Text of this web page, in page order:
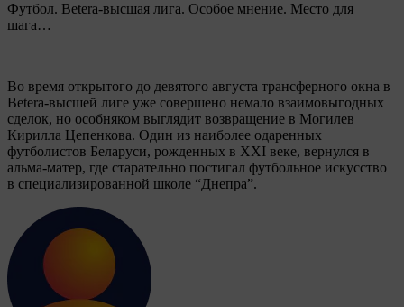
Футбол. Betera-высшая лига. Особое мнение. Место для
шага…
Во время открытого до девятого августа трансферного окна в
Betera-высшей лиге уже совершено немало взаимовыгодных
сделок, но особняком выглядит возвращение в Могилев
Кирилла Цепенкова. Один из наиболее одаренных
футболистов Беларуси, рожденных в XXI веке, вернулся в
альма-матер, где старательно постигал футбольное искусство
в специализированной школе “Днепра”.